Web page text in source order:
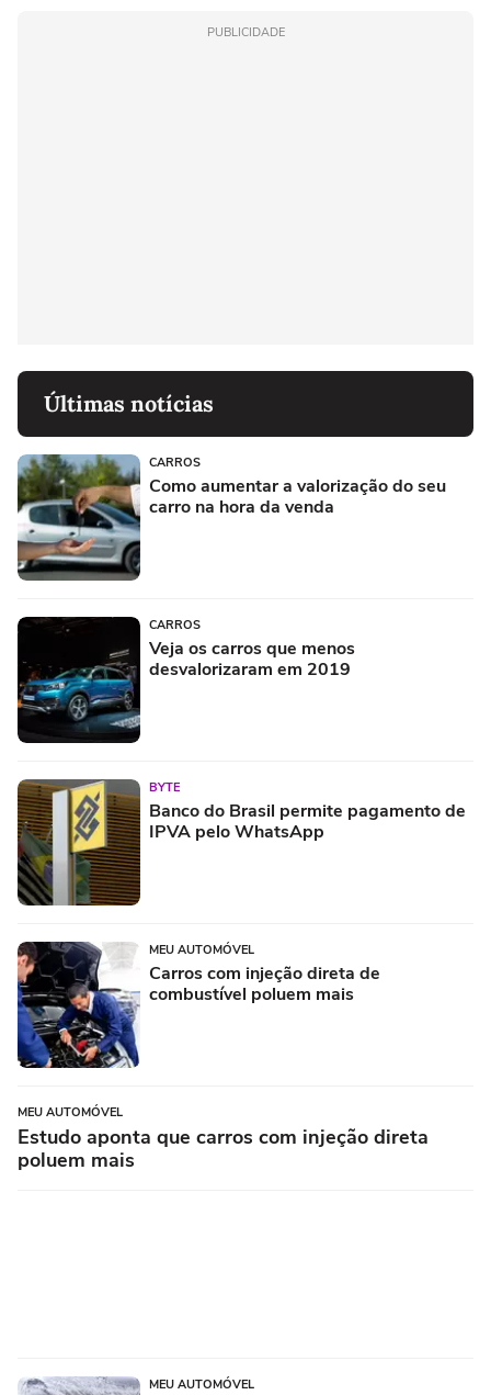
PUBLICIDADE
Últimas notícias
CARROS
Como aumentar a valorização do seu
carro na hora da venda
CARROS
Veja os carros que menos
desvalorizaram em 2019
BYTE
Banco do Brasil permite pagamento de
IPVA pelo WhatsApp
MEU AUTOMÓVEL
Carros com injeção direta de
combustível poluem mais
MEU AUTOMÓVEL
Estudo aponta que carros com injeção direta
poluem mais
MEU AUTOMÓVEL